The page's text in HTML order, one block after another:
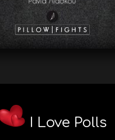
I Love Polls